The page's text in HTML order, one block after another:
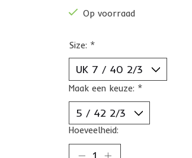
Op voorraad
Size: *
Maak een keuze: *
Hoeveelheid: